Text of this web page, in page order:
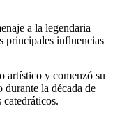
a la legendaria
principales influencias
artístico y comenzó su
durante la década de